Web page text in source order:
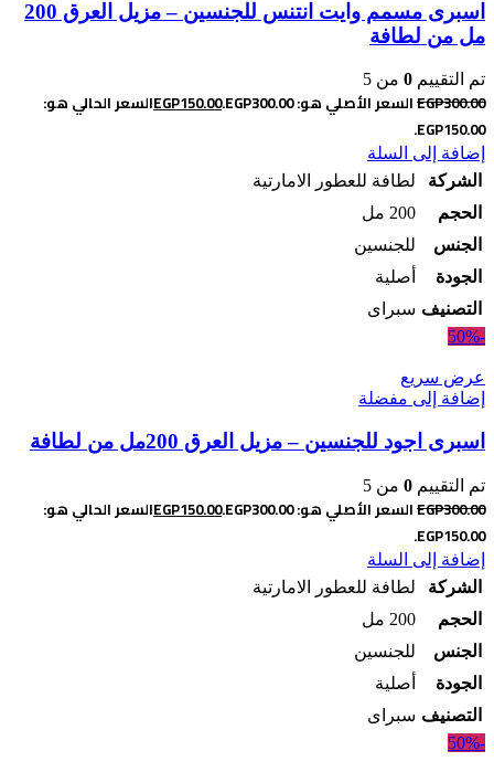
اسبرى مسمم وايت انتنس للجنسين – مزيل العرق 200
مل من لطافة
تم التقييم 0 من 5
EGP300.00 السعر الأصلي هو: EGP300.00. EGP150.00
السعر الحالي هو:
EGP150.00.
إضافة إلى السلة
الشركة
لطافة للعطور الامارتية
الحجم
200 مل
الجنس
للجنسين
الجودة
أصلية
التصنيف سبراى
-50%
عرض سريع
إضافة إلى مفضلة
اسبرى اجود للجنسين – مزيل العرق 200مل من لطافة
تم التقييم 0 من 5
EGP300.00 السعر الأصلي هو: EGP300.00. EGP150.00
السعر الحالي هو:
EGP150.00.
إضافة إلى السلة
الشركة
لطافة للعطور الامارتية
الحجم
200 مل
الجنس
للجنسين
الجودة
أصلية
التصنيف سبراى
-50%